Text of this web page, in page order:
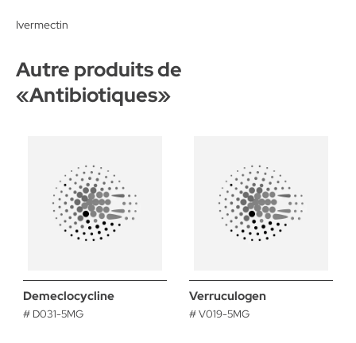
Ivermectin
Autre produits de
«Antibiotiques»
Demeclocycline
# D031-5MG
Verruculogen
# V019-5MG